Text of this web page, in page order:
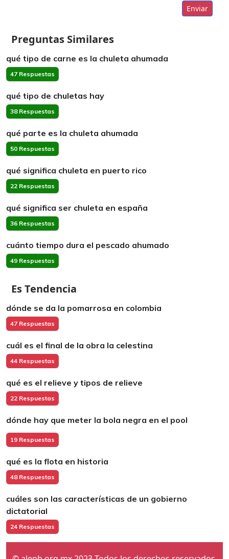
Enviar
Preguntas Similares
qué tipo de carne es la chuleta ahumada
47 Respuestas
qué tipo de chuletas hay
38 Respuestas
qué parte es la chuleta ahumada
50 Respuestas
qué significa chuleta en puerto rico
22 Respuestas
qué significa ser chuleta en españa
36 Respuestas
cuánto tiempo dura el pescado ahumado
49 Respuestas
Es Tendencia
dónde se da la pomarrosa en colombia
47 Respuestas
cuál es el final de la obra la celestina
44 Respuestas
qué es el relieve y tipos de relieve
22 Respuestas
dónde hay que meter la bola negra en el pool
19 Respuestas
qué es la flota en historia
48 Respuestas
cuáles son las características de un gobierno
dictatorial
24 Respuestas